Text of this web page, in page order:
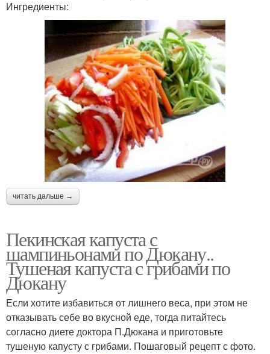
Ингредиенты:
читать дальше →
Пекинская капуста с
шампиньонами по Дюкану..
Тушеная капуста с грибами по
Дюкану
Если хотите избавиться от лишнего веса, при этом не
отказывать себе во вкусной еде, тогда питайтесь
согласно диете доктора П.Дюкана и приготовьте
тушеную капусту с грибами. Пошаговый рецепт с фото.